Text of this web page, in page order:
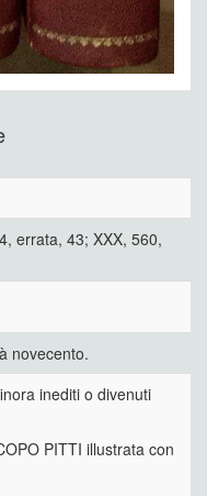
errata, 43; XXX, 560,
novecento.
inediti o divenuti
PITTI illustrata con